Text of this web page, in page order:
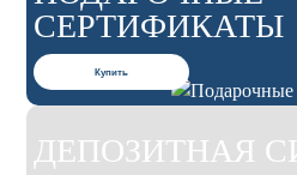
СЕРТИФИКАТЫ
Купить
ДЕПОЗИТНАЯ